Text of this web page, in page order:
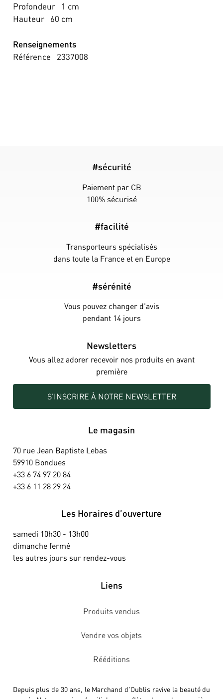
Profondeur
1 cm
Hauteur
60 cm
Renseignements
Référence
2337008
#sécurité
Paiement par CB
100% sécurisé
#facilité
Transporteurs spécialisés
dans toute la France et en Europe
#sérénité
Vous pouvez changer d'avis
pendant 14 jours
Newsletters
Vous allez adorer recevoir nos produits en avant
première
S'INSCRIRE À NOTRE NEWSLETTER
Le magasin
70 rue Jean Baptiste Lebas
59910 Bondues
+33 6 74 97 20 84
+33 6 11 28 29 24
Les Horaires d’ouverture
samedi 10h30 - 13h00
dimanche fermé
les autres jours sur rendez-vous
Liens
Produits vendus
Vendre vos objets
Rééditions
Depuis plus de 30 ans, le Marchand d'Oublis ravive la beauté du